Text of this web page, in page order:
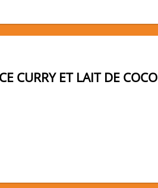
CURRY ET LAIT DE COCO